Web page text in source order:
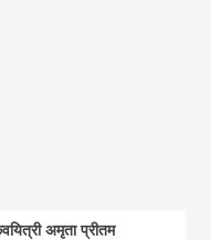
अमृता प्रीतम